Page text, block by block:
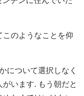
のようなことを仰
について選択しなく
います. もう朝だと